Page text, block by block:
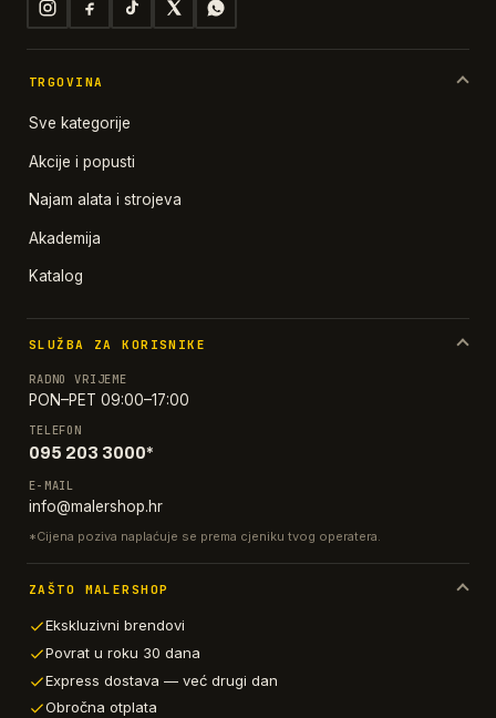
TRGOVINA
Sve kategorije
Akcije i popusti
Najam alata i strojeva
Akademija
Katalog
SLUŽBA ZA KORISNIKE
RADNO VRIJEME
PON–PET 09:00–17:00
TELEFON
095 203 3000*
E-MAIL
info@malershop.hr
*Cijena poziva naplaćuje se prema cjeniku tvog operatera.
ZAŠTO MALERSHOP
Ekskluzivni brendovi
Povrat u roku 30 dana
Express dostava — već drugi dan
Obročna otplata